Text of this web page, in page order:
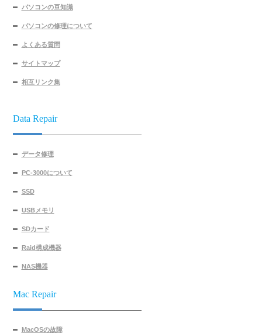
パソコンの豆知識
パソコンの修理について
よくある質問
サイトマップ
相互リンク集
Data Repair
データ修理
PC-3000について
SSD
USBメモリ
SDカード
Raid構成機器
NAS機器
Mac Repair
MacOSの故障